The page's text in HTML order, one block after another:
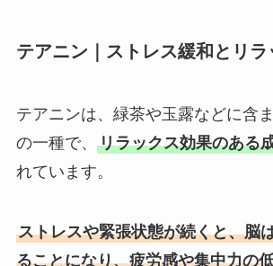
テアニン｜ストレス緩和とリ
テアニンは、緑茶や玉露などに含
の一種で、 リラックス効果のある
れています。
ストレスや緊張状態が続くと、脳
ることになり、疲労感や集中力の